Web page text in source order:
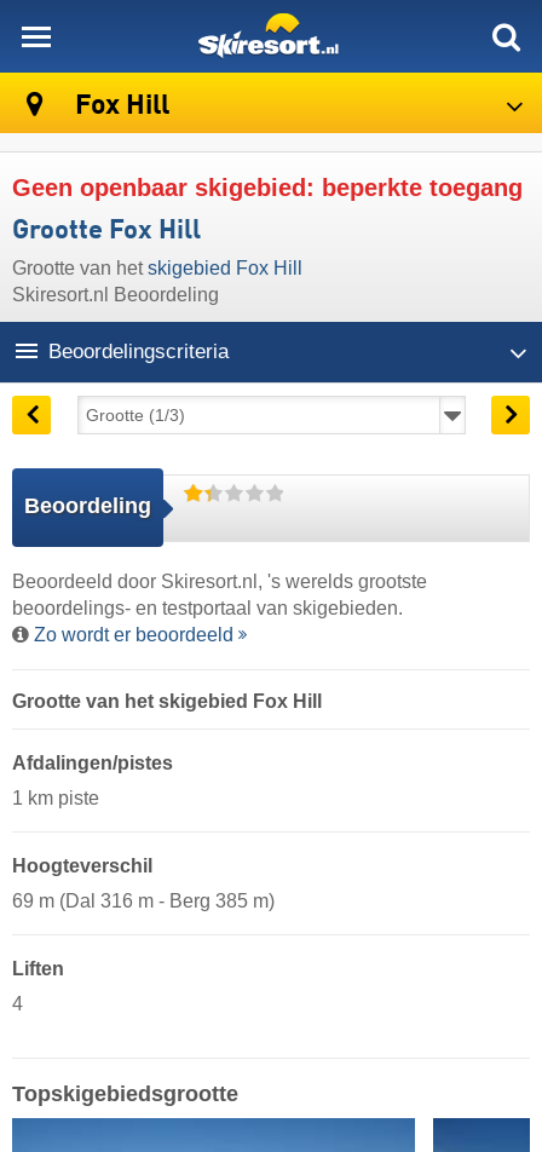
Fox Hill
Geen openbaar skigebied: beperkte toegang
Grootte Fox Hill
Grootte van hetskigebied Fox Hill
Skiresort.nl Beoordeling
Beoordelingscriteria
Beoordeling
Beoordeeld door Skiresort.nl , 's werelds grootste
beoordelings- en testportaal van skigebieden.
Zo wordt er beoordeeld
Grootte van het skigebied Fox Hill
Afdalingen/pistes
1 km piste
Hoogteverschil
69 m (Dal 316 m - Berg 385 m)
Liften
4
Topskigebiedsgrootte